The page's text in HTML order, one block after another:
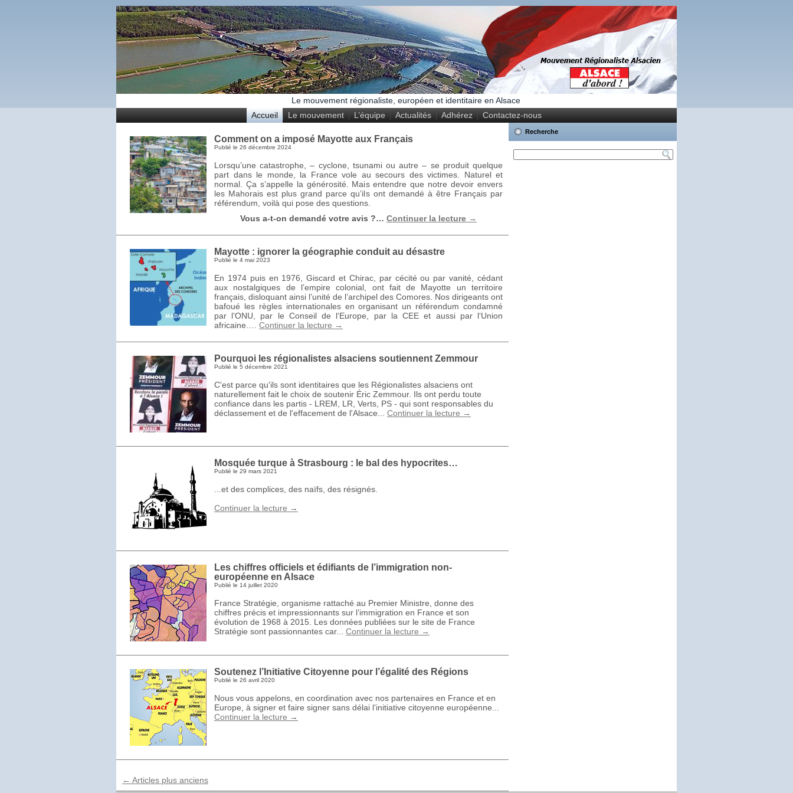
Le mouvement régionaliste, européen et identitaire en Alsace
Accueil
Le mouvement L’équipe Actualités Adhérez Contactez-nous
Comment on a imposé Mayotte aux Français
Publié le 26 décembre 2024
Lorsqu’une catastrophe, – cyclone, tsunami ou autre – se produit quelque
part dans le monde, la France vole au secours des victimes. Naturel et
normal. Ça s’appelle la générosité. Mais entendre que notre devoir envers
les Mahorais est plus grand parce qu’ils ont demandé à être Français par
référendum, voilà qui pose des questions.
Vous a-t-on demandé votre avis ?… Continuer la lecture →
Mayotte : ignorer la géographie conduit au désastre
Publié le 4 mai 2023
En 1974 puis en 1976, Giscard et Chirac, par cécité ou par vanité, cédant
aux nostalgiques de l’empire colonial, ont fait de Mayotte un territoire
français, disloquant ainsi l’unité de l’archipel des Comores. Nos dirigeants ont
bafoué les règles internationales en organisant un référendum condamné
par l’ONU, par le Conseil de l‘Europe, par la CEE et aussi par l‘Union
africaine.… Continuer la lecture →
Pourquoi les régionalistes alsaciens soutiennent Zemmour
Publié le 5 décembre 2021
C'est parce qu'ils sont identitaires que les Régionalistes alsaciens ont
naturellement fait le choix de soutenir Éric Zemmour. Ils ont perdu toute
confiance dans les partis - LREM, LR, Verts, PS - qui sont responsables du
déclassement et de l'effacement de l'Alsace... Continuer la lecture →
Mosquée turque à Strasbourg : le bal des hypocrites…
Publié le 29 mars 2021
...et des complices, des naïfs, des résignés.
Continuer la lecture →
Les chiffres officiels et édifiants de l’immigration non-
européenne en Alsace
Publié le 14 juillet 2020
France Stratégie, organisme rattaché au Premier Ministre, donne des
chiffres précis et impressionnants sur l’immigration en France et son
évolution de 1968 à 2015. Les données publiées sur le site de France
Stratégie sont passionnantes car... Continuer la lecture →
Soutenez l’Initiative Citoyenne pour l’égalité des Régions
Publié le 26 avril 2020
Nous vous appelons, en coordination avec nos partenaires en France et en
Europe, à signer et faire signer sans délai l’initiative citoyenne européenne...
Continuer la lecture →
← Articles plus anciens
Recherche